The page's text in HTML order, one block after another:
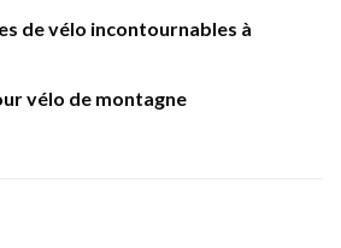
de vélo incontournables à
vélo de montagne